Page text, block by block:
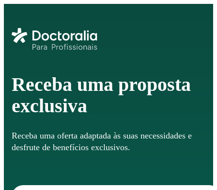
Receba uma proposta
exclusiva
Receba uma oferta adaptada às suas necessidades e
desfrute de benefícios exclusivos.